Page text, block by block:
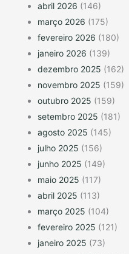
abril 2026 (146)
março 2026 (175)
fevereiro 2026 (180)
janeiro 2026 (139)
dezembro 2025 (162)
novembro 2025 (159)
outubro 2025 (159)
setembro 2025 (181)
agosto 2025 (145)
julho 2025 (156)
junho 2025 (149)
maio 2025 (117)
abril 2025 (113)
março 2025 (104)
fevereiro 2025 (121)
janeiro 2025 (73)